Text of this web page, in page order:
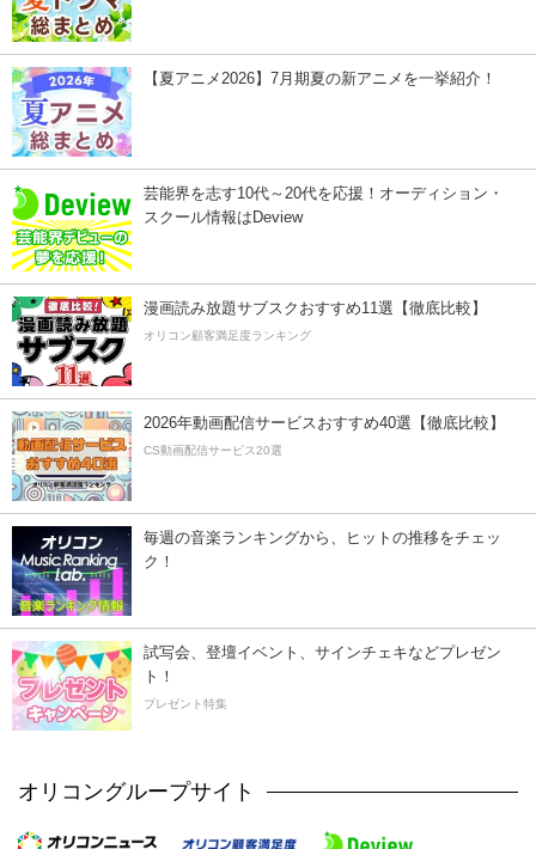
【夏アニメ2026】7月期夏の新アニメを一挙紹介！
芸能界を志す10代～20代を応援！オーディション・
スクール情報はDeview
漫画読み放題サブスクおすすめ11選【徹底比較】
オリコン顧客満足度ランキング
2026年動画配信サービスおすすめ40選【徹底比較】
CS動画配信サービス20選
毎週の音楽ランキングから、ヒットの推移をチェッ
ク！
試写会、登壇イベント、サインチェキなどプレゼン
ト！
プレゼント特集
オリコングループサイト